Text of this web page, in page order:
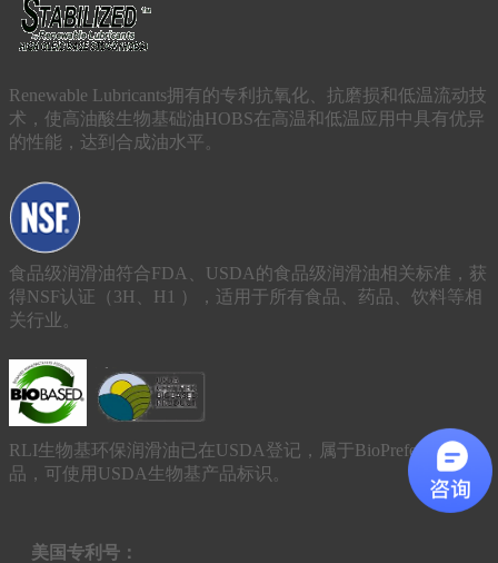
Renewable Lubricants拥有的专利抗氧化、抗磨损和低温流动技
术，使高油酸生物基础油HOBS在高温和低温应用中具有优异
的性能，达到合成油水平。
食品级润滑油符合FDA、USDA的食品级润滑油相关标准，获
得NSF认证（3H、H1 ），适用于所有食品、药品、饮料等相
关行业。
RLI生物基环保润滑油已在USDA登记，属于BioPreferred产
品，可使用USDA生物基产品标识。
美国专利号：